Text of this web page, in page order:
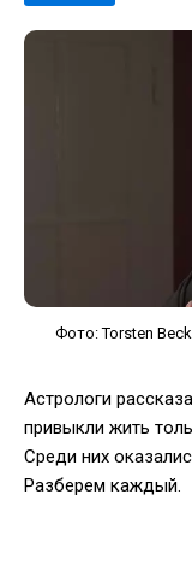
Фото: Torsten
Астрологи
привыкли жить
Среди них
Разберем каждый.